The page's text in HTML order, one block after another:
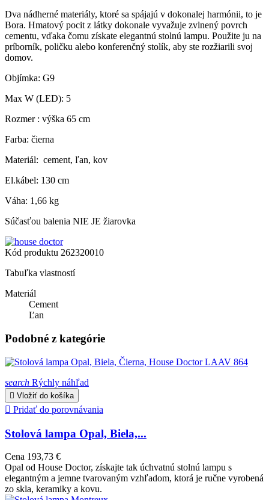
Dva nádherné materiály, ktoré sa spájajú v dokonalej harmónii, to je
Bora. Hmatový pocit z látky dokonale vyvažuje zvlnený povrch
cementu, vďaka čomu získate elegantnú stolnú lampu. Použite ju na
príborník, poličku alebo konferenčný stolík, aby ste rozžiarili svoj
domov.
Objímka: G9
Max W (LED): 5
Rozmer : výška 65 cm
Farba: čierna
Materiál: cement, ľan, kov
El.kábel: 130 cm
Váha: 1,66 kg
Súčasťou balenia NIE JE žiarovka
Kód produktu 262320010
Tabuľka vlastností
Materiál
Cement
Ľan
Podobné z kategórie
search Rýchly náhľad
 Vložiť do košíka
 Pridať do porovnávania
Stolová lampa Opal, Biela,...
Cena 193,73 €
Opal od House Doctor, získajte tak úchvatnú stolnú lampu s
elegantným a jemne tvarovaným vzhľadom, ktorá je ručne vyrobená
zo skla, keramiky a kovu.